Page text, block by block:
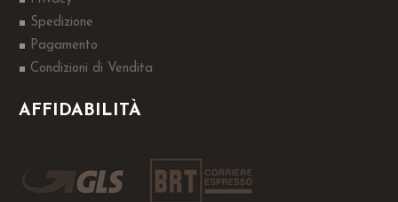
Spedizione
Pagamento
Condizioni di Vendita
AFFIDABILITÀ